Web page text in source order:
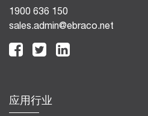
1900 636 150
sales.admin@ebraco.net
应用行业